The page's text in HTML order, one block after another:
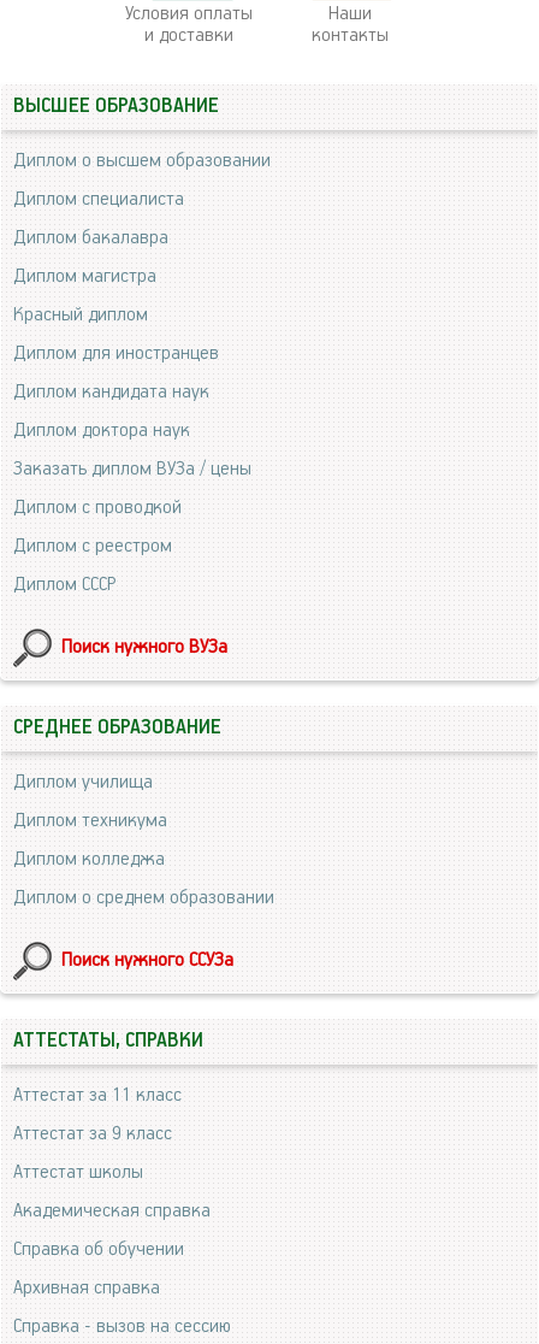
Условия оплаты
и доставки
Наши
контакты
ВЫСШЕЕ ОБРАЗОВАНИЕ
Диплом о высшем образовании
Диплом специалиста
Диплом бакалавра
Диплом магистра
Красный диплом
Диплом для иностранцев
Диплом кандидата наук
Диплом доктора наук
Заказать диплом ВУЗа / цены
Диплом с проводкой
Диплом с реестром
Диплом СССР
Поиск нужного ВУЗа
СРЕДНЕЕ ОБРАЗОВАНИЕ
Диплом училища
Диплом техникума
Диплом колледжа
Диплом о среднем образовании
Поиск нужного ССУЗа
АТТЕСТАТЫ, СПРАВКИ
Аттестат за 11 класс
Аттестат за 9 класс
Аттестат школы
Академическая справка
Справка об обучении
Архивная справка
Справка - вызов на сессию